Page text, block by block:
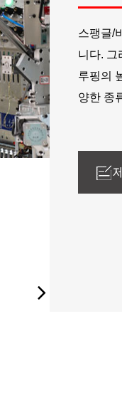
스팽글/
니다. 그
루핑의
양한 종